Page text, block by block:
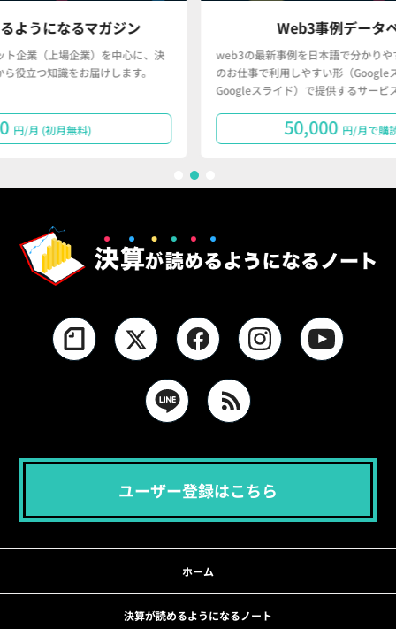
、決
。
Web3事例データベース
web3の最新事例を日本語で分かりやすく、かつ、皆さん
のお仕事で利用しやすい形（Googleスプレッドシート・
Googleスライド）で提供するサービスです。
円/月で購読する
ユーザー登録はこちら
ホーム
決算が読めるようになるノート